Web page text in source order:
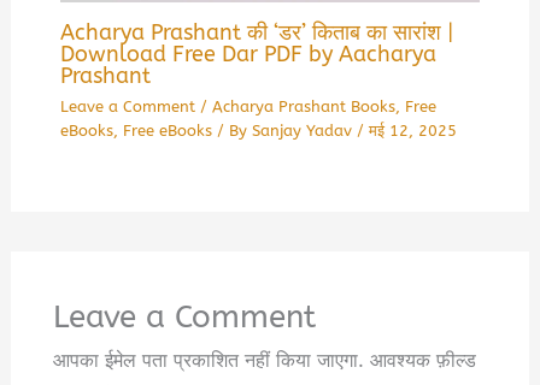
Acharya Prashant की ‘डर’ किताब का सारांश |
Download Free Dar PDF by Aacharya
Prashant
Leave a Comment / Acharya Prashant Books, Free
eBooks, Free eBooks/ By Sanjay Yadav /मई 12, 2025
Leave a Comment
आपका ईमेल पता प्रकाशित नहीं किया जाएगा. आवश्यक फ़ील्ड